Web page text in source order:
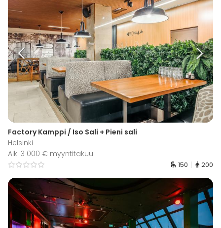
Factory Kamppi / Iso Sali + Pieni sali
Helsinki
Alk. 3 000 € myyntitakuu
150 200